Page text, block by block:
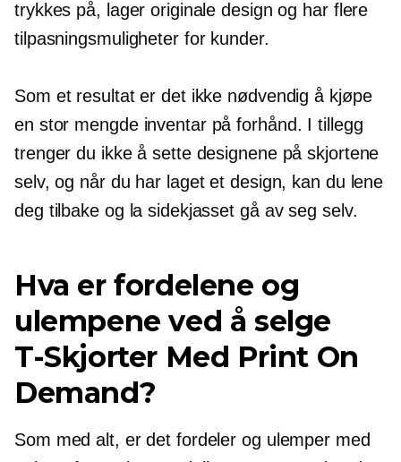
trykkes på, lager originale design og har flere
tilpasningsmuligheter for kunder.
Som et resultat er det ikke nødvendig å kjøpe
en stor mengde inventar på forhånd. I tillegg
trenger du ikke å sette designene på skjortene
selv, og når du har laget et design, kan du lene
deg tilbake og la sidekjasset gå av seg selv.
Hva er fordelene og
ulempene ved å selge
T-Skjorter Med Print On
Demand?
Som med alt, er det fordeler og ulemper med